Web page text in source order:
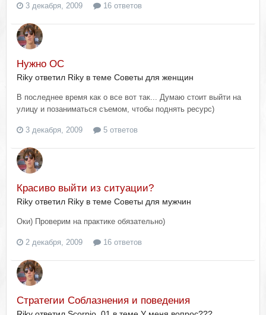
3 декабря, 2009 16 ответов
Нужно ОС
Riky ответил Riky в теме Советы для женщин
В последнее время как о все вот так... Думаю стоит выйти на
улицу и позаниматься съемом, чтобы поднять ресурс)
3 декабря, 2009 5 ответов
Красиво выйти из ситуации?
Riky ответил Riky в теме Советы для мужчин
Оки) Проверим на практике обязательно)
2 декабря, 2009 16 ответов
Стратегии Соблазнения и поведения